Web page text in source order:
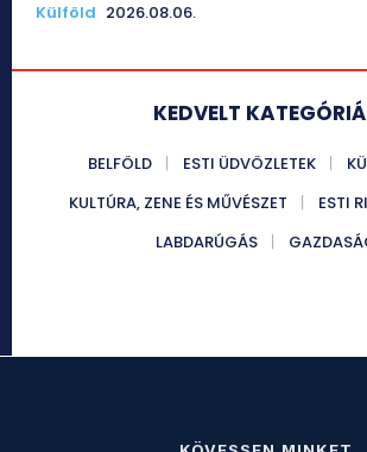
Külföld 2026.08.06.
KEDVELT
BELFÖLD ESTI ÜDVÖZLETEK
KULTÚRA, ZENE ÉS MŰVÉSZET
ESTI
LABDARÚGÁS